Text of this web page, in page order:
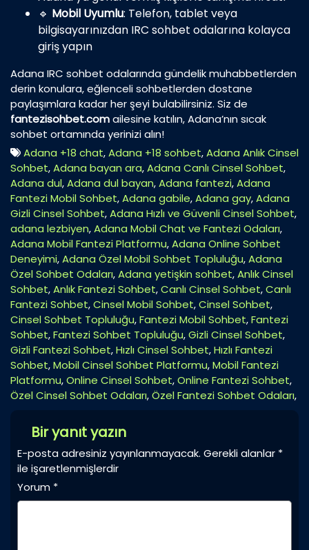
🔹 Mobil Uyumlu: Telefon, tablet veya
bilgisayarınızdan IRC sohbet odalarına kolayca
giriş yapın
Adana IRC sohbet odalarında gündelik muhabbetlerden
derin konulara, eğlenceli sohbetlerden dostane
paylaşımlara kadar her şeyi bulabilirsiniz. Siz de
fantezisohbet.comailesine katılın, Adana’nın sıcak
sohbet ortamında yerinizi alın!
Adana +18 chat,Adana +18 sohbet,Adana Anlık Cinsel
Sohbet,Adana bayan ara,Adana Canlı Cinsel Sohbet,
Adana dul,Adana dul bayan,Adana fantezi,Adana
Fantezi Mobil Sohbet,Adana gabile,Adana gay,Adana
Gizli Cinsel Sohbet,Adana Hızlı ve Güvenli Cinsel Sohbet,
adana lezbiyen,Adana Mobil Chat ve Fantezi Odaları,
Adana Mobil Fantezi Platformu,Adana Online Sohbet
Deneyimi,Adana Özel Mobil Sohbet Topluluğu,Adana
Özel Sohbet Odaları,Adana yetişkin sohbet,Anlık Cinsel
Sohbet,Anlık Fantezi Sohbet,Canlı Cinsel Sohbet,Canlı
Fantezi Sohbet,Cinsel Mobil Sohbet,Cinsel Sohbet,
Cinsel Sohbet Topluluğu,Fantezi Mobil Sohbet,Fantezi
Sohbet,Fantezi Sohbet Topluluğu,Gizli Cinsel Sohbet,
Gizli Fantezi Sohbet,Hızlı Cinsel Sohbet,Hızlı Fantezi
Sohbet,Mobil Cinsel Sohbet Platformu,Mobil Fantezi
Platformu,Online Cinsel Sohbet,Online Fantezi Sohbet,
Özel Cinsel Sohbet Odaları,Özel Fantezi Sohbet Odaları,
Bir yanıt yazın
E-posta adresiniz yayınlanmayacak. Gerekli alanlar *
ile işaretlenmişlerdir
Yorum *